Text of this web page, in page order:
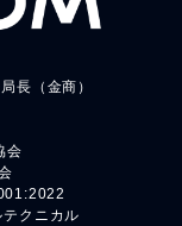
長（金商）
会
クニカル